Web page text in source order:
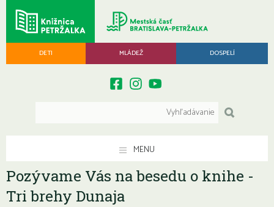
DETI MLÁDEŽ DOSPELÍ
MENU
Pozývame Vás na besedu o knihe -
Tri brehy Dunaja